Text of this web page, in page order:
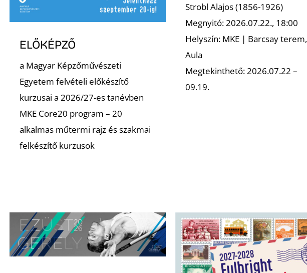
ELŐKÉPZŐ
a Magyar Képzőművészeti
Egyetem felvételi előkészítő
kurzusai a 2026/27-es tanévben
MKE Core20 program – 20
alkalmas műtermi rajz és szakmai
felkészítő kurzusok
Strobl Alajos (1856-1926)
Megnyitó: 2026.07.22., 18:00
Helyszín: MKE | Barcsay terem,
Aula
Megtekinthető: 2026.07.22 –
09.19.